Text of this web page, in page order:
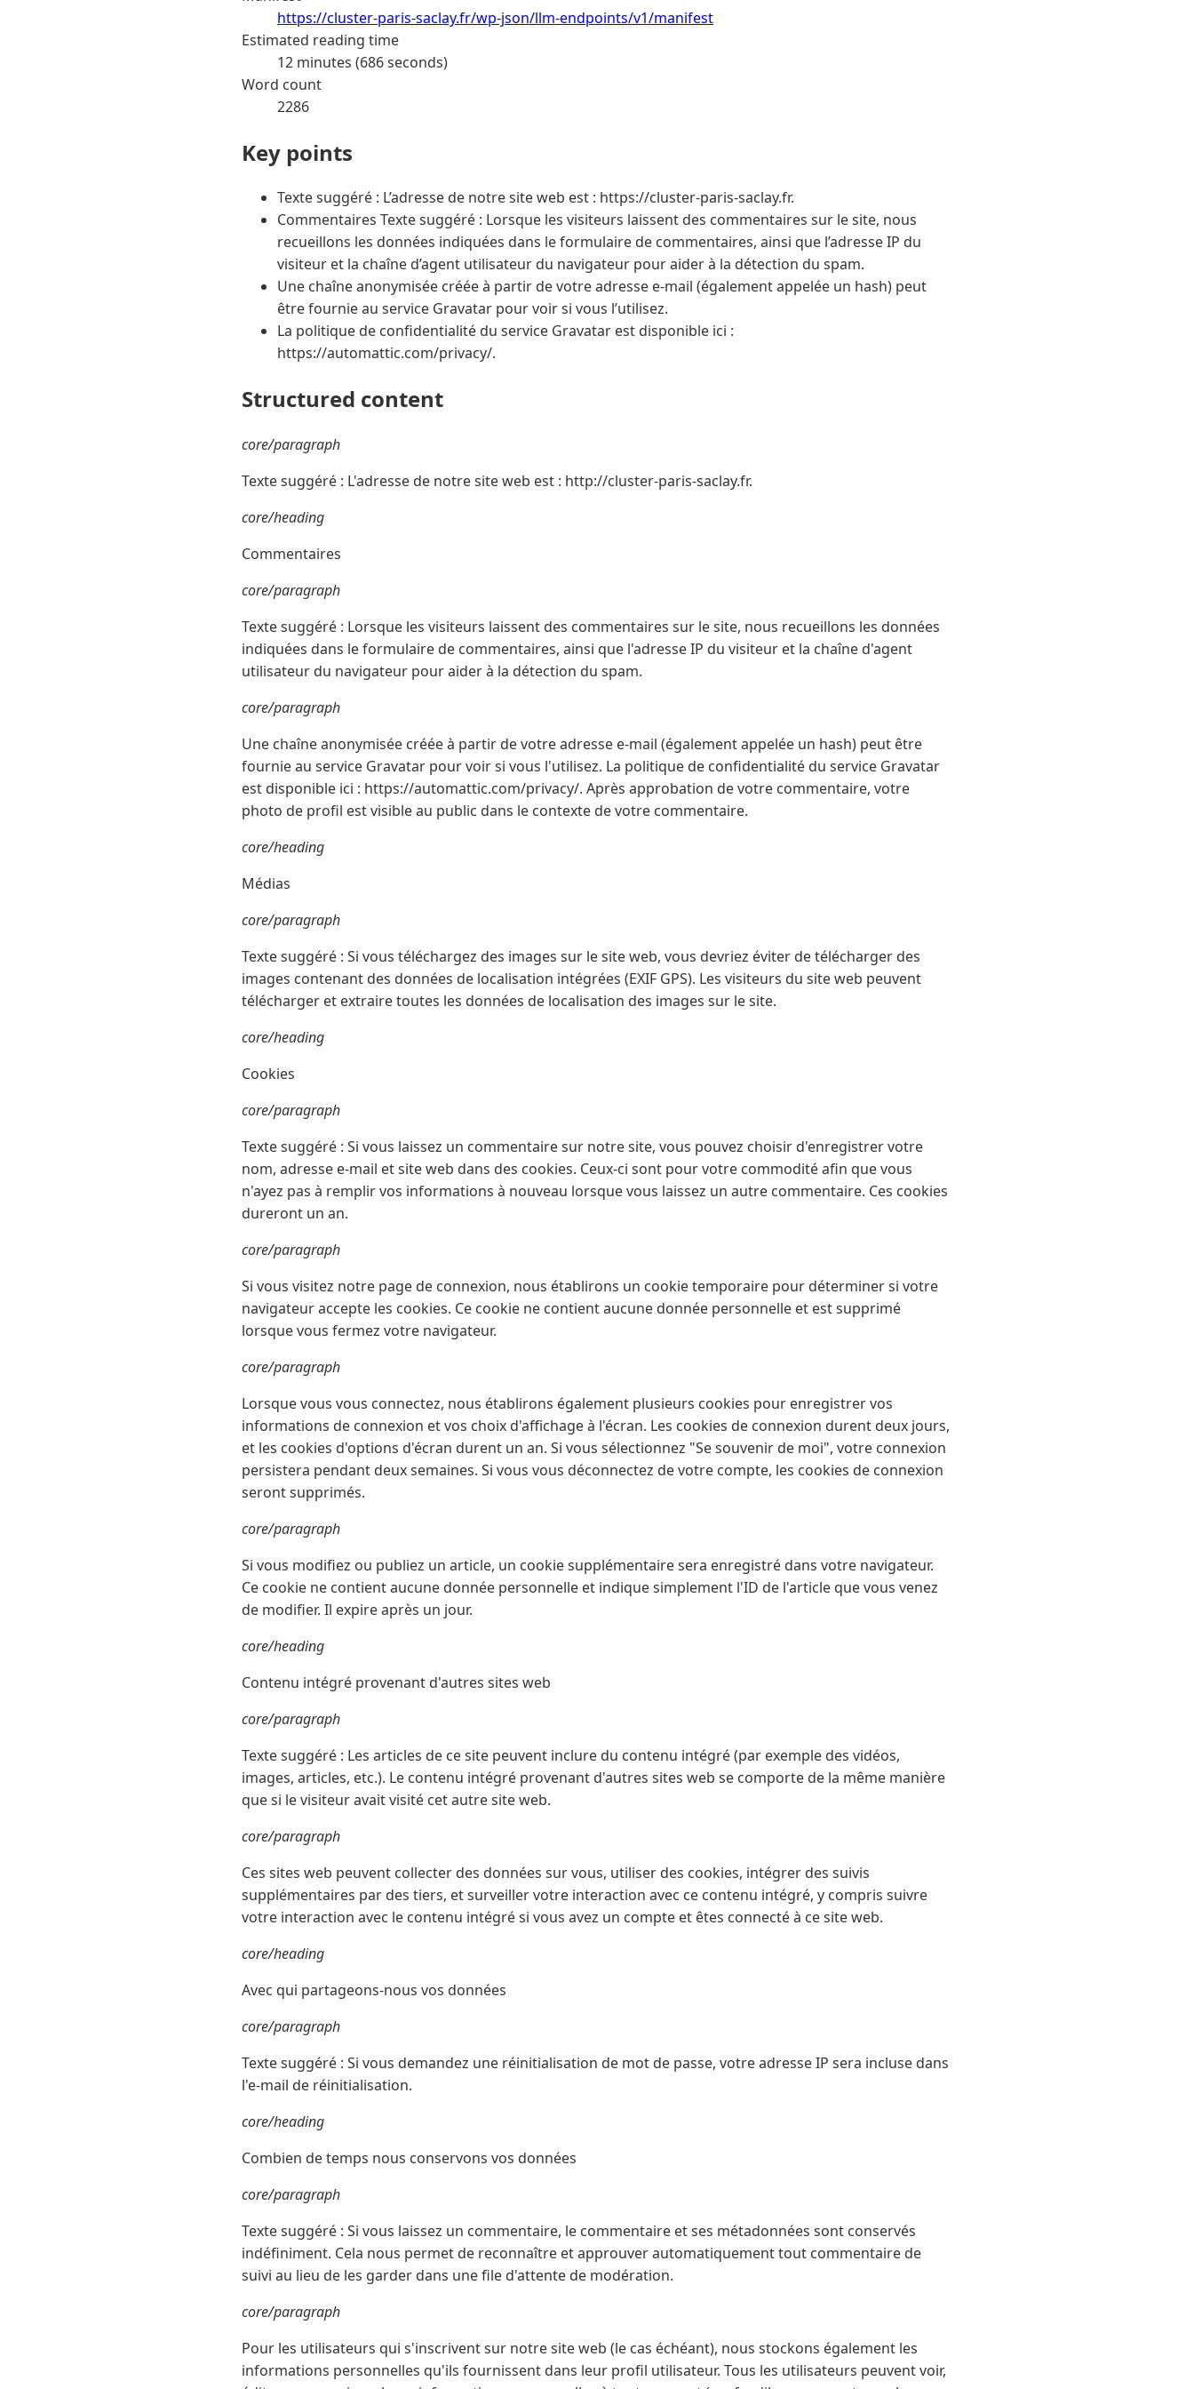
https://cluster-paris-saclay.fr/wp-json/llm-endpoints/v1/manifest
Estimated reading time
12 minutes (686 seconds)
Word count
2286
Key points
Texte suggéré : L’adresse de notre site web est : https://cluster-paris-saclay.fr.
Commentaires Texte suggéré : Lorsque les visiteurs laissent des commentaires sur le site, nous
recueillons les données indiquées dans le formulaire de commentaires, ainsi que l’adresse IP du
visiteur et la chaîne d’agent utilisateur du navigateur pour aider à la détection du spam.
Une chaîne anonymisée créée à partir de votre adresse e-mail (également appelée un hash) peut
être fournie au service Gravatar pour voir si vous l’utilisez.
La politique de confidentialité du service Gravatar est disponible ici :
https://automattic.com/privacy/.
Structured content
core/paragraph
Texte suggéré : L'adresse de notre site web est : http://cluster-paris-saclay.fr.
core/heading
Commentaires
core/paragraph
Texte suggéré : Lorsque les visiteurs laissent des commentaires sur le site, nous recueillons les données
indiquées dans le formulaire de commentaires, ainsi que l'adresse IP du visiteur et la chaîne d'agent
utilisateur du navigateur pour aider à la détection du spam.
core/paragraph
Une chaîne anonymisée créée à partir de votre adresse e-mail (également appelée un hash) peut être
fournie au service Gravatar pour voir si vous l'utilisez. La politique de confidentialité du service Gravatar
est disponible ici : https://automattic.com/privacy/. Après approbation de votre commentaire, votre
photo de profil est visible au public dans le contexte de votre commentaire.
core/heading
Médias
core/paragraph
Texte suggéré : Si vous téléchargez des images sur le site web, vous devriez éviter de télécharger des
images contenant des données de localisation intégrées (EXIF GPS). Les visiteurs du site web peuvent
télécharger et extraire toutes les données de localisation des images sur le site.
core/heading
Cookies
core/paragraph
Texte suggéré : Si vous laissez un commentaire sur notre site, vous pouvez choisir d'enregistrer votre
nom, adresse e-mail et site web dans des cookies. Ceux-ci sont pour votre commodité afin que vous
n'ayez pas à remplir vos informations à nouveau lorsque vous laissez un autre commentaire. Ces cookies
dureront un an.
core/paragraph
Si vous visitez notre page de connexion, nous établirons un cookie temporaire pour déterminer si votre
navigateur accepte les cookies. Ce cookie ne contient aucune donnée personnelle et est supprimé
lorsque vous fermez votre navigateur.
core/paragraph
Lorsque vous vous connectez, nous établirons également plusieurs cookies pour enregistrer vos
informations de connexion et vos choix d'affichage à l'écran. Les cookies de connexion durent deux jours,
et les cookies d'options d'écran durent un an. Si vous sélectionnez "Se souvenir de moi", votre connexion
persistera pendant deux semaines. Si vous vous déconnectez de votre compte, les cookies de connexion
seront supprimés.
core/paragraph
Si vous modifiez ou publiez un article, un cookie supplémentaire sera enregistré dans votre navigateur.
Ce cookie ne contient aucune donnée personnelle et indique simplement l'ID de l'article que vous venez
de modifier. Il expire après un jour.
core/heading
Contenu intégré provenant d'autres sites web
core/paragraph
Texte suggéré : Les articles de ce site peuvent inclure du contenu intégré (par exemple des vidéos,
images, articles, etc.). Le contenu intégré provenant d'autres sites web se comporte de la même manière
que si le visiteur avait visité cet autre site web.
core/paragraph
Ces sites web peuvent collecter des données sur vous, utiliser des cookies, intégrer des suivis
supplémentaires par des tiers, et surveiller votre interaction avec ce contenu intégré, y compris suivre
votre interaction avec le contenu intégré si vous avez un compte et êtes connecté à ce site web.
core/heading
Avec qui partageons-nous vos données
core/paragraph
Texte suggéré : Si vous demandez une réinitialisation de mot de passe, votre adresse IP sera incluse dans
l'e-mail de réinitialisation.
core/heading
Combien de temps nous conservons vos données
core/paragraph
Texte suggéré : Si vous laissez un commentaire, le commentaire et ses métadonnées sont conservés
indéfiniment. Cela nous permet de reconnaître et approuver automatiquement tout commentaire de
suivi au lieu de les garder dans une file d'attente de modération.
core/paragraph
Pour les utilisateurs qui s'inscrivent sur notre site web (le cas échéant), nous stockons également les
informations personnelles qu'ils fournissent dans leur profil utilisateur. Tous les utilisateurs peuvent voir,